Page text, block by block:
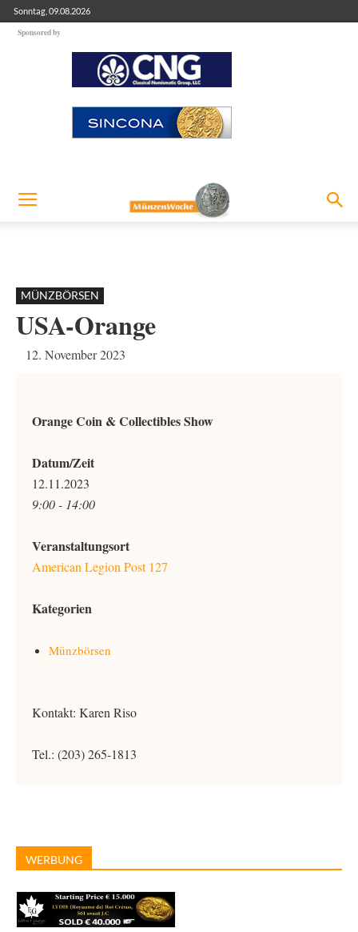
Sonntag, 09.08.2026
Sponsored by
MÜNZBÖRSEN
USA-Orange
12. November 2023
Orange Coin & Collectibles Show
Datum/Zeit
12.11.2023
9:00 - 14:00
Veranstaltungsort
American Legion Post 127
Kategorien
Münzbörsen
Kontakt: Karen Riso
Tel.: (203) 265-1813
WERBUNG